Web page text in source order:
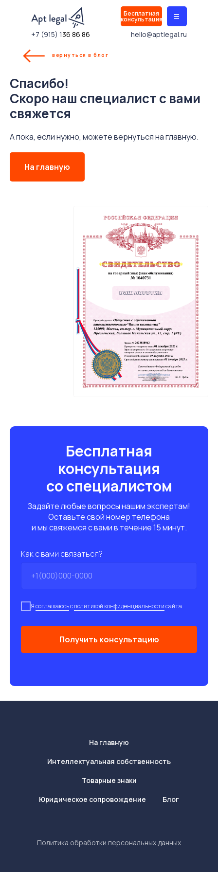
+7 (915) 136 86 86 hello@aptlegal.ru
Бесплатная
консультация |||
вернуться в блог
Спасибо!
Скоро наш специалист с вами
свяжется
А пока, если нужно, можете вернуться на главную.
На главную
Бесплатная
консультация
со специалистом
Задайте любые вопросы нашим экспертам!
Оставьте свой номер телефона
и мы свяжемся с вами в течение 15 минут.
Как с вами связаться?
Ясоглашаюсьсполитикой конфиденциальностисайта
Получить консультацию
На главную
Интеллектуальная собственность
Товарные знаки
Юридическое сопровождение Блог
Политика обработки персональных данных